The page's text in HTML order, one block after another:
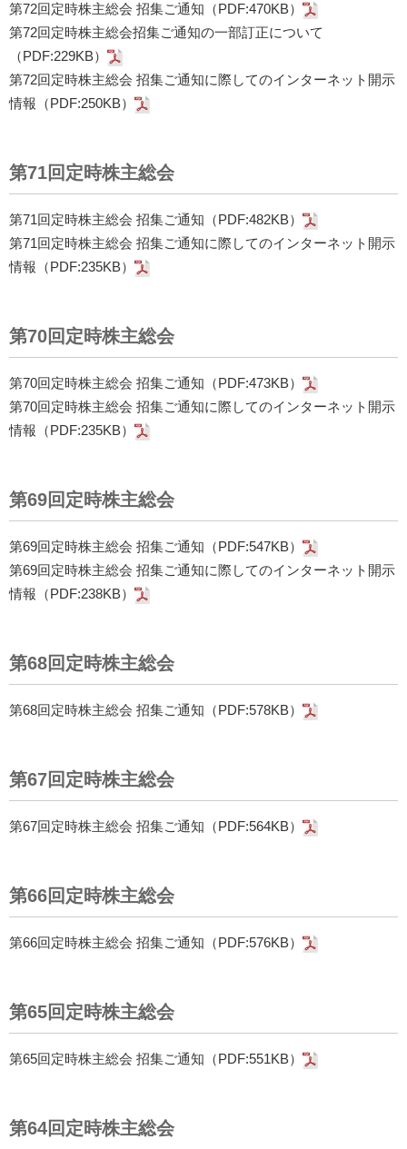
第72回定時株主総会 招集ご通知（PDF:470KB）
第72回定時株主総会招集ご通知の一部訂正について
（PDF:229KB）
第72回定時株主総会 招集ご通知に際してのインターネット開示
情報（PDF:250KB）
第71回定時株主総会
第71回定時株主総会 招集ご通知（PDF:482KB）
第71回定時株主総会 招集ご通知に際してのインターネット開示
情報（PDF:235KB）
第70回定時株主総会
第70回定時株主総会 招集ご通知（PDF:473KB）
第70回定時株主総会 招集ご通知に際してのインターネット開示
情報（PDF:235KB）
第69回定時株主総会
第69回定時株主総会 招集ご通知（PDF:547KB）
第69回定時株主総会 招集ご通知に際してのインターネット開示
情報（PDF:238KB）
第68回定時株主総会
第68回定時株主総会 招集ご通知（PDF:578KB）
第67回定時株主総会
第67回定時株主総会 招集ご通知（PDF:564KB）
第66回定時株主総会
第66回定時株主総会 招集ご通知（PDF:576KB）
第65回定時株主総会
第65回定時株主総会 招集ご通知（PDF:551KB）
第64回定時株主総会